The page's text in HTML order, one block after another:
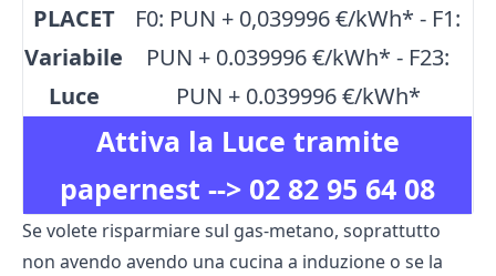
Attiva la Luce tramite
papernest --> 02 82 95 64 08
PLACET
Variabile
Luce
F0: PUN + 0,039996 €/kWh* - F1:
PUN + 0.039996 €/kWh* - F23:
PUN + 0.039996 €/kWh*
Se volete risparmiare sul gas-metano, soprattutto
non avendo avendo una cucina a induzione o se la